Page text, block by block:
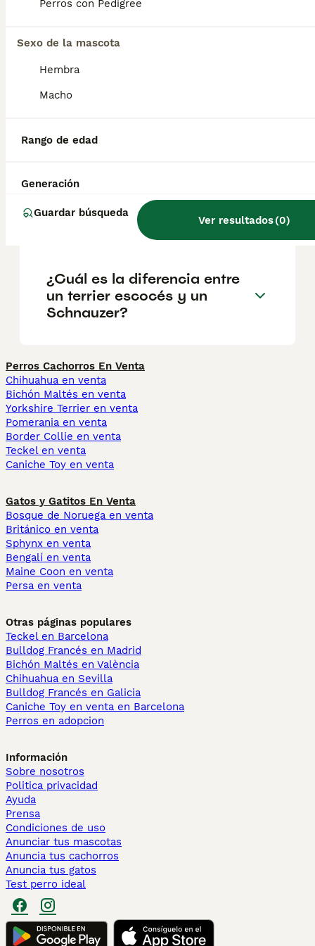
Perros con Pedigree
Sexo de la mascota
Hembra
Macho
Rango de edad
Generación
Guardar búsqueda
Ver resultados(0)
¿Cuántos cachorros puede
¿Cuánto puede vivir un
¿Cuándo deja de crecer un
schnauzer gigante?
¿Cuál es la diferencia entre
un terrier escocés y un
Schnauzer?
Perros Cachorros En Venta
Chihuahua en venta
Bichón Maltés en venta
Yorkshire Terrier en venta
Pomerania en venta
Border Collie en venta
Teckel en venta
Caniche Toy en venta
Gatos y Gatitos En Venta
Bosque de Noruega en venta
Británico en venta
Sphynx en venta
Bengalí en venta
Maine Coon en venta
Persa en venta
Otras páginas populares
Teckel en Barcelona
Bulldog Francés en Madrid
Bichón Maltés en València
Chihuahua en Sevilla
Bulldog Francés en Galicia
Caniche Toy en venta en Barcelona
Perros en adopcion
Información
Sobre nosotros
Politica privacidad
Ayuda
Prensa
Condiciones de uso
Anunciar tus mascotas
Anuncia tus cachorros
Anuncia tus gatos
Test perro ideal